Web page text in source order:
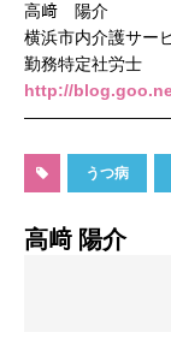
高﨑 陽介
横浜市内介護サー
勤務特定社労士
http://
うつ病
高﨑 陽介